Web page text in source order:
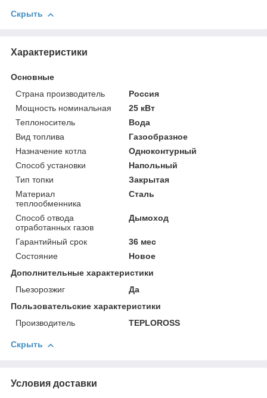
Скрыть
Характеристики
Основные
Страна производитель
Россия
Мощность номинальная
25 кВт
Теплоноситель
Вода
Вид топлива
Газообразное
Назначение котла
Одноконтурный
Способ установки
Напольный
Тип топки
Закрытая
Материал
теплообменника
Сталь
Способ отвода
отработанных газов
Дымоход
Гарантийный срок
36 мес
Состояние
Новое
Дополнительные характеристики
Пьезорозжиг
Да
Пользовательские характеристики
Производитель
TEPLOROSS
Скрыть
Условия доставки